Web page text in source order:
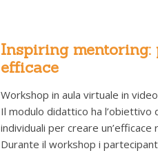
Inspiring mentoring:
efficace
Workshop in aula virtuale in
Il modulo didattico ha
individuali per creare
Durante il workshop i